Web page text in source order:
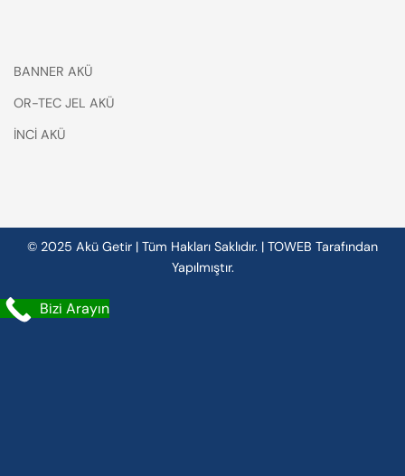
BANNER AKÜ
OR-TEC JEL AKÜ
İNCİ AKÜ
© 2025 Akü Getir | Tüm Hakları Saklıdır. | TOWEB Tarafından
Yapılmıştır.
Bizi Arayın